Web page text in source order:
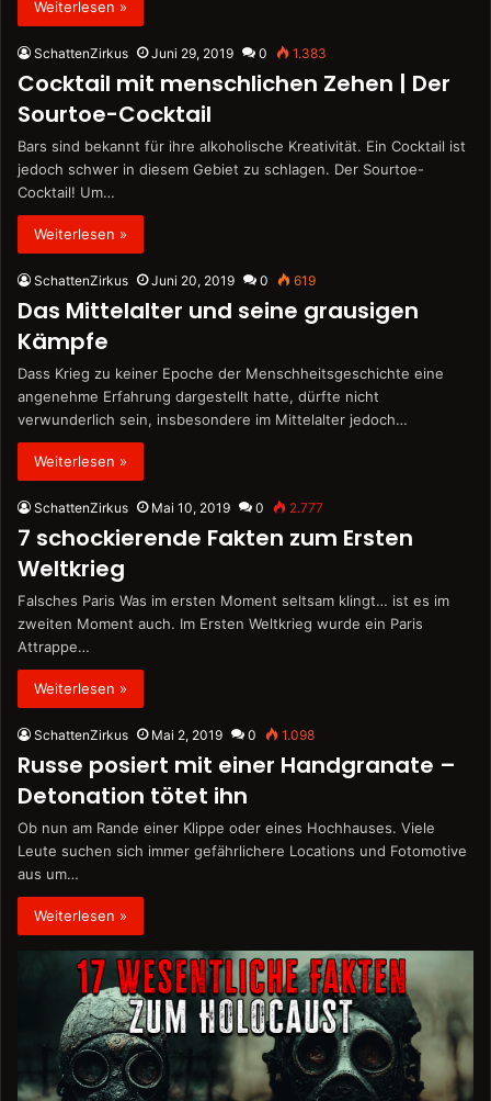
Weiterlesen »
SchattenZirkus Juni 29, 2019 0 1.383
Cocktail mit menschlichen Zehen | Der
Sourtoe-Cocktail
Bars sind bekannt für ihre alkoholische Kreativität. Ein Cocktail ist
jedoch schwer in diesem Gebiet zu schlagen. Der Sourtoe-
Cocktail! Um…
Weiterlesen »
SchattenZirkus Juni 20, 2019 0 619
Das Mittelalter und seine grausigen
Kämpfe
Dass Krieg zu keiner Epoche der Menschheitsgeschichte eine
angenehme Erfahrung dargestellt hatte, dürfte nicht
verwunderlich sein, insbesondere im Mittelalter jedoch…
Weiterlesen »
SchattenZirkus Mai 10, 2019 0 2.777
7 schockierende Fakten zum Ersten
Weltkrieg
Falsches Paris Was im ersten Moment seltsam klingt… ist es im
zweiten Moment auch. Im Ersten Weltkrieg wurde ein Paris
Attrappe…
Weiterlesen »
SchattenZirkus Mai 2, 2019 0 1.098
Russe posiert mit einer Handgranate –
Detonation tötet ihn
Ob nun am Rande einer Klippe oder eines Hochhauses. Viele
Leute suchen sich immer gefährlichere Locations und Fotomotive
aus um…
Weiterlesen »